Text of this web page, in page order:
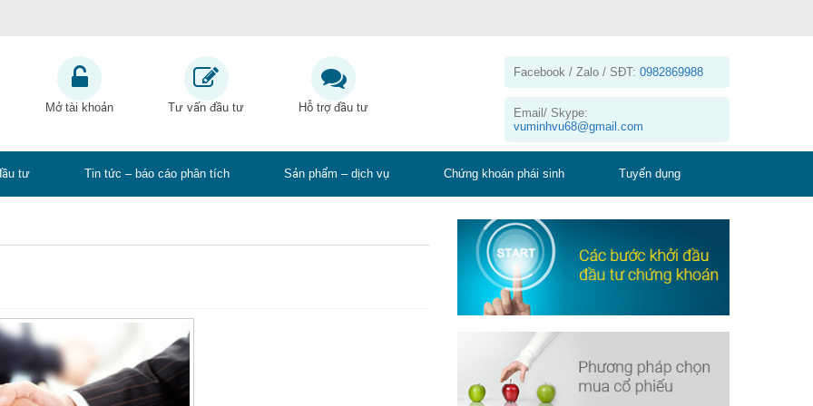
Mở tài khoản Tư vấn đầu tư Hỗ trợ đầu tư
Facebook / Zalo / SĐT: 0982869988
Email/ Skype:
vuminhvu68@gmail.com
tư Tin tức – báo cáo phân tích Sản phẩm – dịch vụ Chứng khoán phái sinh Tuyển dụng